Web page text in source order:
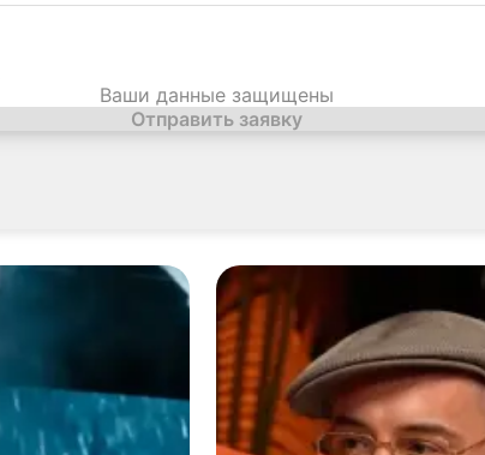
Ваши данные защищены
Отправить заявку